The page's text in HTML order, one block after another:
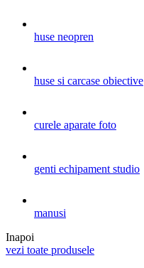
huse neopren
huse si carcase obiective
curele aparate foto
genti echipament studio
manusi
Inapoi
vezi toate produsele